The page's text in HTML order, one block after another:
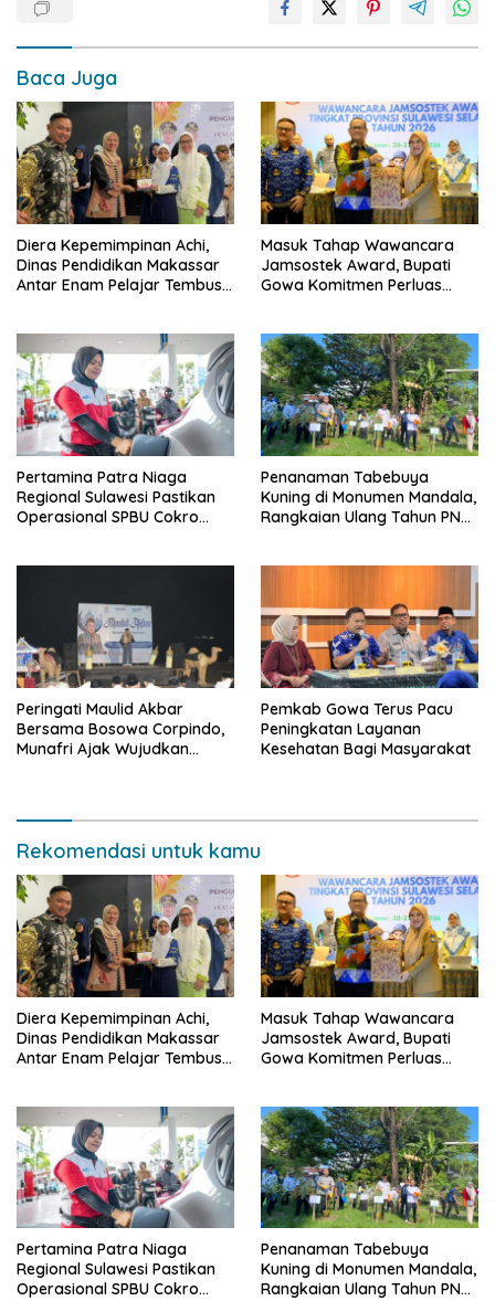
Baca Juga
Diera Kepemimpinan Achi,
Dinas Pendidikan Makassar
Antar Enam Pelajar Tembus
Masuk Tahap Wawancara
Jamsostek Award, Bupati
Gowa Komitmen Perluas
Pertamina Patra Niaga
Regional Sulawesi Pastikan
Operasional SPBU Cokro
Penanaman Tabebuya
Kuning di Monumen Mandala,
Rangkaian Ulang Tahun PNM
Peringati Maulid Akbar
Bersama Bosowa Corpindo,
Munafri Ajak Wujudkan
Pemkab Gowa Terus Pacu
Peningkatan Layanan
Kesehatan Bagi Masyarakat
Rekomendasi untuk kamu
Diera Kepemimpinan Achi,
Dinas Pendidikan Makassar
Antar Enam Pelajar Tembus
Masuk Tahap Wawancara
Jamsostek Award, Bupati
Gowa Komitmen Perluas
Pertamina Patra Niaga
Regional Sulawesi Pastikan
Operasional SPBU Cokro
Penanaman Tabebuya
Kuning di Monumen Mandala,
Rangkaian Ulang Tahun PNM